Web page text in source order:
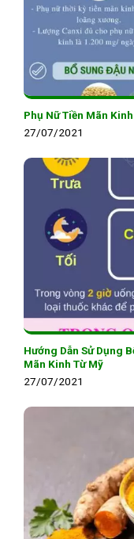
Phụ Nữ Tiền Mãn
27/07/2021
Hướng Dẫn Sử Dụng
Mãn Kinh Từ Mỹ
27/07/2021